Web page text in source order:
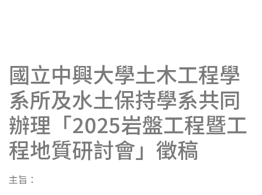
國立中興大學土木工程學
系所及水土保持學系共同
辦理「2025岩盤工程暨工
程地質研討會」徵稿
主旨：